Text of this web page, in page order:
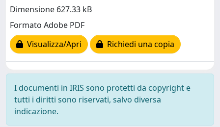
Dimensione 627.33 kB
Formato Adobe PDF
Visualizza/Apri
Richiedi una copia
I documenti in IRIS sono protetti da copyright e
tutti i diritti sono riservati, salvo diversa
indicazione.